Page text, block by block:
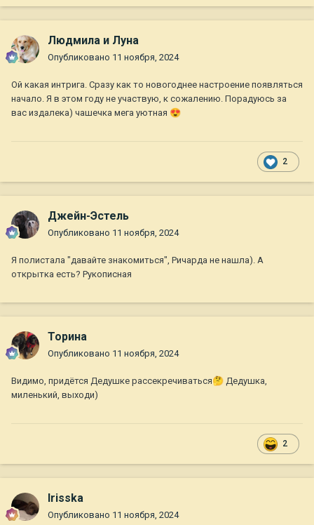
Людмила и Луна
Опубликовано 11 ноября, 2024
Ой какая интрига. Сразу как то новогоднее настроение появляться
начало. Я в этом году не участвую, к сожалению. Порадуюсь за
вас издалека) чашечка мега уютная 😍
2
Джейн-Эстель
Опубликовано 11 ноября, 2024
Я полистала "давайте знакомиться", Ричарда не нашла). А
открытка есть? Рукописная
Торина
Опубликовано 11 ноября, 2024
Видимо, придётся Дедушке рассекречиваться🤔 Дедушка,
миленький, выходи)
2
Irisska
Опубликовано 11 ноября, 2024